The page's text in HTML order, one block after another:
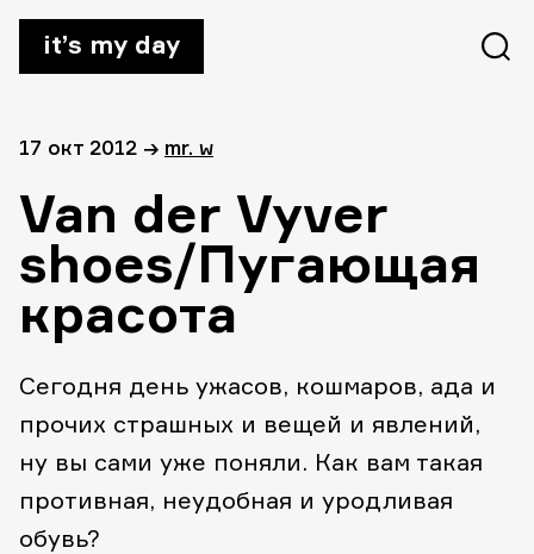
it’s my day
17 окт 2012 → mr. w
Van der Vyver
shoes/Пугающая
красота
Сегодня день ужасов, кошмаров, ада и
прочих страшных и вещей и явлений,
ну вы сами уже поняли. Как вам такая
противная, неудобная и уродливая
обувь?